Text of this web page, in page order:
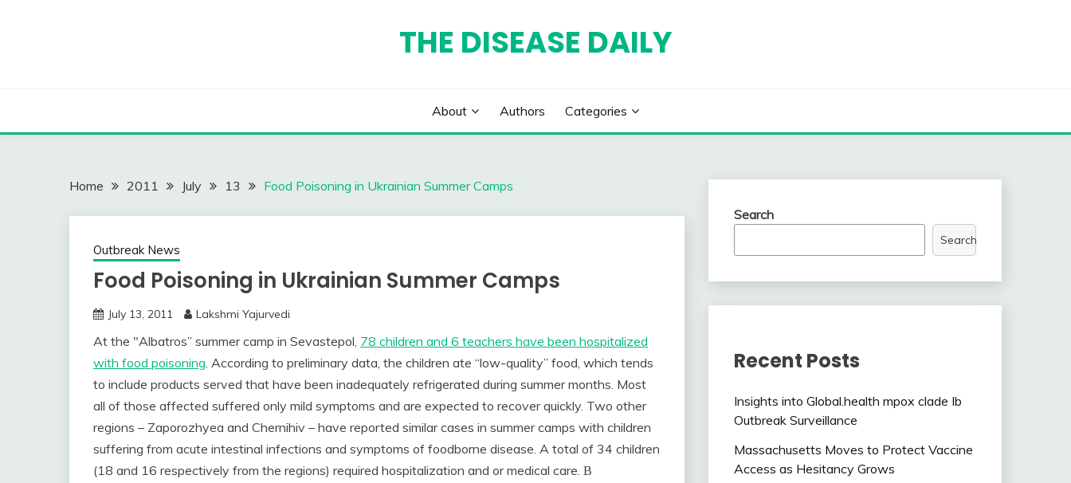
THE DISEASE DAILY
About Authors Categories
Home 2011 July 13 Food Poisoning in Ukrainian Summer Camps
Outbreak News
Food Poisoning in Ukrainian Summer Camps
July 13, 2011 Lakshmi Yajurvedi
At the "Albatros” summer camp in Sevastepol, 78 children and 6 teachers have been hospitalized
with food poisoning. According to preliminary data, the children ate “low-quality” food, which tends
to include products served that have been inadequately refrigerated during summer months. Most
all of those affected suffered only mild symptoms and are expected to recover quickly. Two other
regions – Zaporozhyea and Chernihiv – have reported similar cases in summer camps with children
suffering from acute intestinal infections and symptoms of foodborne disease. A total of 34 children
(18 and 16 respectively from the regions) required hospitalization and or medical care. В
Search
Search
Recent Posts
Insights into Global.health mpox clade Ib
Outbreak Surveillance
Massachusetts Moves to Protect Vaccine
Access as Hesitancy Grows